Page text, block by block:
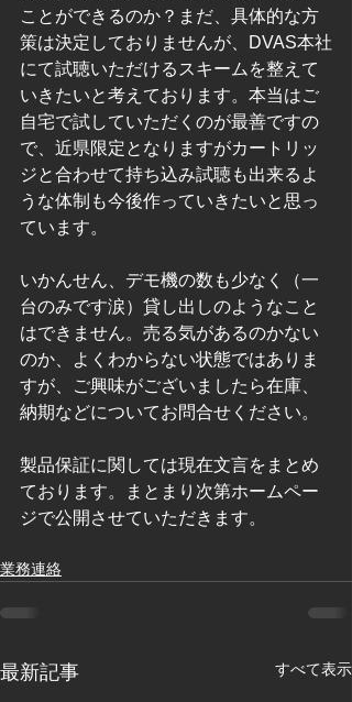
ことができるのか？まだ、具体的な方
策は決定しておりませんが、DVAS本社
にて試聴いただけるスキームを整えて
いきたいと考えております。本当はご
自宅で試していただくのが最善ですの
で、近県限定となりますがカートリッ
ジと合わせて持ち込み試聴も出来るよ
うな体制も今後作っていきたいと思っ
ています。
いかんせん、デモ機の数も少なく（一
台のみです涙）貸し出しのようなこと
はできません。売る気があるのかない
のか、よくわからない状態ではありま
すが、ご興味がございましたら在庫、
納期などについてお問合せください。
製品保証に関しては現在文言をまとめ
ております。まとまり次第ホームペー
ジで公開させていただきます。
業務連絡
最新記事 すべて表示